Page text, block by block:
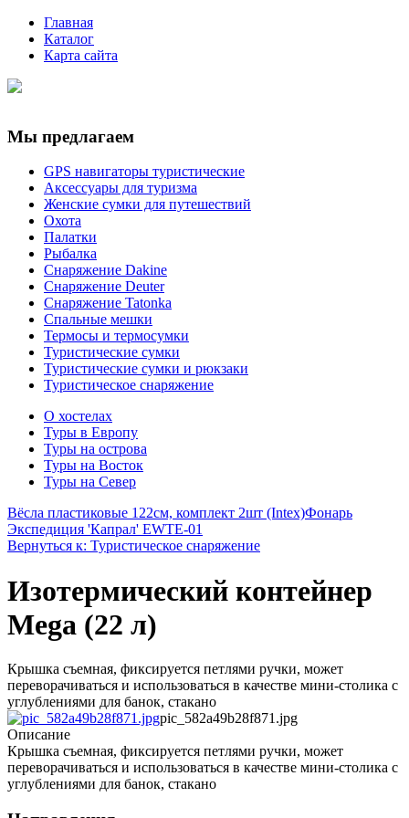
Главная
Каталог
Карта сайта
Мы предлагаем
GPS навигаторы туристические
Аксессуары для туризма
Женские сумки для путешествий
Охота
Палатки
Рыбалка
Снаряжение Dakine
Снаряжение Deuter
Снаряжение Tatonka
Спальные мешки
Термосы и термосумки
Туристические сумки
Туристические сумки и рюкзаки
Туристическое снаряжение
О хостелах
Туры в Европу
Туры на острова
Туры на Восток
Туры на Север
Вёсла пластиковые 122см, комплект 2шт (Intex)Фонарь
Экспедиция 'Капрал' EWTE-01
Вернуться к: Туристическое снаряжение
Изотермический контейнер
Mega (22 л)
Крышка съемная, фиксируется петлями ручки, может
переворачиваться и использоваться в качестве мини-столика с
углублениями для банок, стакано
pic_582a49b28f871.jpg
Описание
Крышка съемная, фиксируется петлями ручки, может
переворачиваться и использоваться в качестве мини-столика с
углублениями для банок, стакано